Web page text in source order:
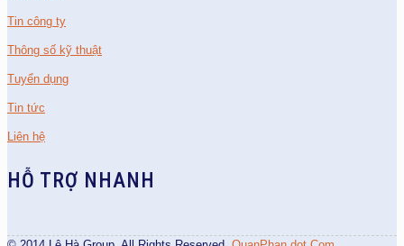
Tin công ty
Thông số kỹ thuật
Tuyển dụng
Tin tức
Liên hệ
HỖ TRỢ NHANH